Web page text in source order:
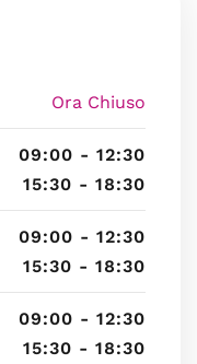
Ora Chiuso
09:00 - 12:30
15:30 - 18:30
09:00 - 12:30
15:30 - 18:30
09:00 - 12:30
15:30 - 18:30